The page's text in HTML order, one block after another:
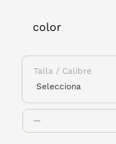
color
Talla / Calibre